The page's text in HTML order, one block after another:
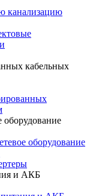
канализацию
кабельных
оборудование
оборудование
и АКБ